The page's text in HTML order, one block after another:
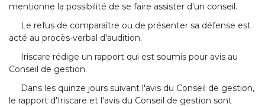
mentionne la possibilité de se faire assister d'un conseil.
Le refus de comparaître ou de présenter sa défense est
acté au procès-verbal d'audition.
Iriscare rédige un rapport qui est soumis pour avis au
Conseil de gestion.
Dans les quinze jours suivant l'avis du Conseil de gestion,
le rapport d'Iriscare et l'avis du Conseil de gestion sont